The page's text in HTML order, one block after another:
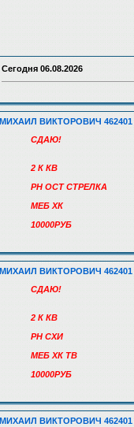
Сегодня 06.08.2026
МИХАИЛ ВИКТОРОВИЧ 462401
СДАЮ!
2 К КВ
РН ОСТ СТРЕЛКА
МЕБ ХК
10000РУБ
МИХАИЛ ВИКТОРОВИЧ 462401
СДАЮ!
2 К КВ
РН СХИ
МЕБ ХК ТВ
10000РУБ
МИХАИЛ ВИКТОРОВИЧ 462401